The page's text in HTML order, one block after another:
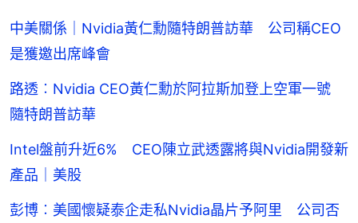
中美關係｜Nvidia黃仁勳隨特朗普訪華 公司稱CEO
是獲邀出席峰會
路透︰Nvidia CEO黃仁勳於阿拉斯加登上空軍一號
隨特朗普訪華
Intel盤前升近6% CEO陳立武透露將與Nvidia開發新
產品｜美股
彭博︰美國懷疑泰企走私Nvidia晶片予阿里 公司否